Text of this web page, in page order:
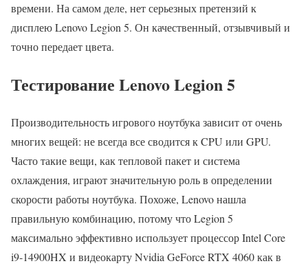
времени. На самом деле, нет серьезных претензий к
дисплею Lenovo Legion 5. Он качественный, отзывчивый и
точно передает цвета.
Тестирование Lenovo Legion 5
Производительность игрового ноутбука зависит от очень
многих вещей: не всегда все сводится к CPU или GPU.
Часто такие вещи, как тепловой пакет и система
охлаждения, играют значительную роль в определении
скорости работы ноутбука. Похоже, Lenovo нашла
правильную комбинацию, потому что Legion 5
максимально эффективно использует процессор Intel Core
i9-14900HX и видеокарту Nvidia GeForce RTX 4060 как в